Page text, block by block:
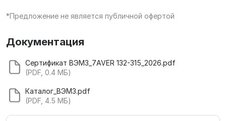
*Предложение не является публичной офертой
Документация
Сертификат ВЭМЗ_7AVER 132-315_2026.pdf
(PDF, 0.4 МБ)
Каталог_ВЭМЗ.pdf
(PDF, 4.5 МБ)